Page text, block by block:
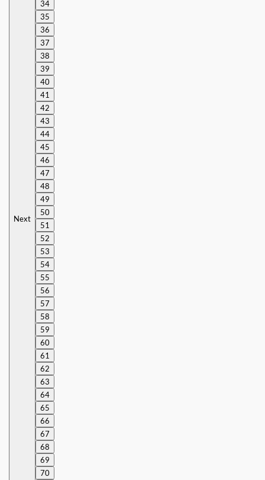
Next
34
35
36
37
38
39
40
41
42
43
44
45
46
47
48
49
50
51
52
53
54
55
56
57
58
59
60
61
62
63
64
65
66
67
68
69
70